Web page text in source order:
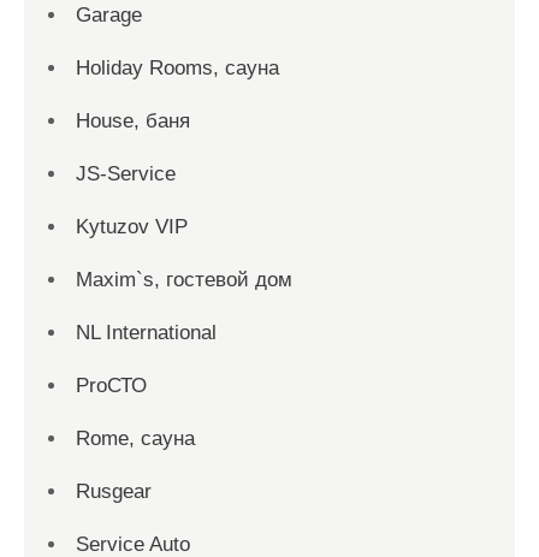
Garage
Holiday Rooms, сауна
House, баня
JS-Service
Kytuzov VIP
Maxim`s, гостевой дом
NL International
ProСТО
Rome, сауна
Rusgear
Service Auto